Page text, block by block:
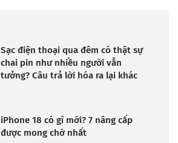
Sạc điện thoại qua đêm có thật sự
chai pin như nhiều người vẫn
tưởng? Câu trả lời hóa ra lại khác
iPhone 18 có gì mới? 7 nâng cấp
được mong chờ nhất